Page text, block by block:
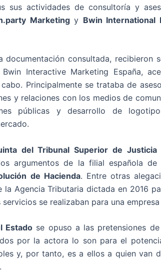
sus actividades de consultoría y
Marketingy Bwin International
documentación consultada, recibieron
Interactive Marketing España,
Principalmente se trataba de
y relaciones con los medios de
públicas y desarrollo de
del Tribunal Superior de Justicia
argumentos de la filial española de
de Hacienda. Entre otras
la Agencia Tributaria dictada en 2016
se realizaban para una
Estado se opuso a las pretensiones de
por la actora lo son para el
y, por tanto, es a ellos a quien van